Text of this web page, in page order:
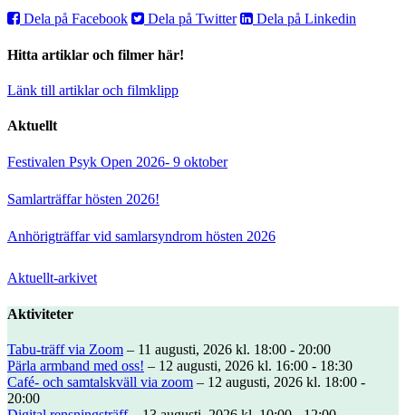
Dela på Facebook
Dela på Twitter Dela på Linkedin
Hitta artiklar och filmer här!
Länk till artiklar och filmklipp
Aktuellt
Festivalen Psyk Open 2026- 9 oktober
Samlarträffar hösten 2026!
Anhörigträffar vid samlarsyndrom hösten 2026
Aktuellt-arkivet
Aktiviteter
Tabu-träff via Zoom – 11 augusti, 2026 kl. 18:00 - 20:00
Pärla armband med oss! – 12 augusti, 2026 kl. 16:00 - 18:30
Café- och samtalskväll via zoom – 12 augusti, 2026 kl. 18:00 -
20:00